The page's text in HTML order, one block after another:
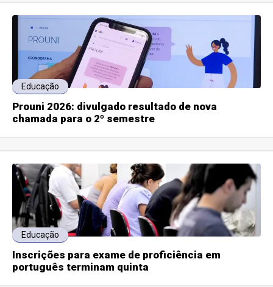
Educação
Prouni 2026: divulgado resultado de nova
chamada para o 2º semestre
Educação
Inscrições para exame de proficiência em
português terminam quinta